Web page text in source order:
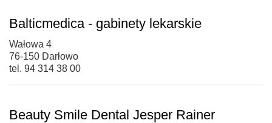
Balticmedica - gabinety lekarskie
Wałowa 4
76-150 Darłowo
tel. 94 314 38 00
Beauty Smile Dental Jesper Rainer